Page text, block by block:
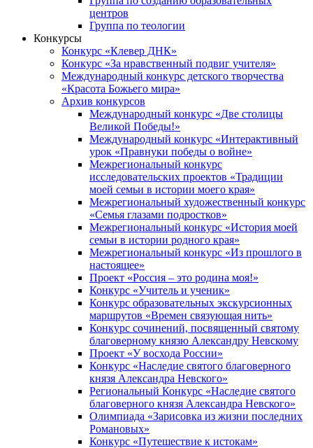
центров
Группа по теологии
Конкурсы
Конкурс «Клевер ДНК»
Конкурс «За нравственный подвиг учителя»
Международный конкурс детского творчества
«Красота Божьего мира»
Архив конкурсов
Международный конкурс «Две столицы
Великой Победы!»
Международный конкурс «Интерактивный
урок «Правнуки победы о войне»
Межрегиональный конкурс
исследовательских проектов «Традиции
моей семьи в истории моего края»
Межрегиональный художественный конкурс
«Семья глазами подростков»
Межрегиональный конкурс «История моей
семьи в истории родного края»
Межрегиональный конкурс «Из прошлого в
настоящее»
Проект «Россия – это родина моя!»
Конкурс «Учитель и ученик»
Конкурс образовательных экскурсионных
маршрутов «Времен связующая нить»
Конкурс сочинений, посвященный святому
благоверному князю Александру Невскому
Проект «У восхода России»
Конкурс «Наследие святого благоверного
князя Александра Невского»
Региональный Конкурс «Наследие святого
благоверного князя Александра Невского»
Олимпиада «Зарисовка из жизни последних
Романовых»
Конкурс «Путешествие к истокам»